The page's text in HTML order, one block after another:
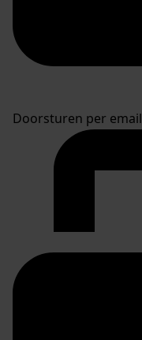
Doorsturen per email